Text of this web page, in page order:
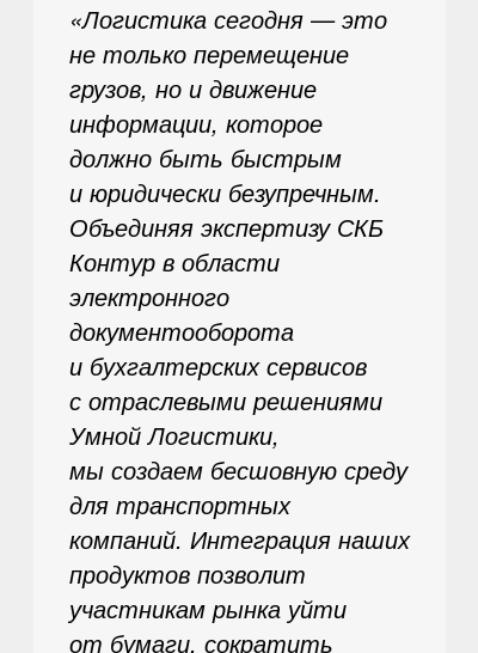
«Логистика сегодня — это
не только перемещение
грузов, но и движение
информации, которое
должно быть быстрым
и юридически безупречным.
Объединяя экспертизу СКБ
Контур в области
электронного
документооборота
и бухгалтерских сервисов
с отраслевыми решениями
Умной Логистики,
мы создаем бесшовную среду
для транспортных
компаний. Интеграция наших
продуктов позволит
участникам рынка уйти
от бумаги, сократить